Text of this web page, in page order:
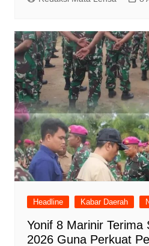
Headline Kabar Daerah
Yonif 8 Marinir Terima
2026 Guna Perkuat